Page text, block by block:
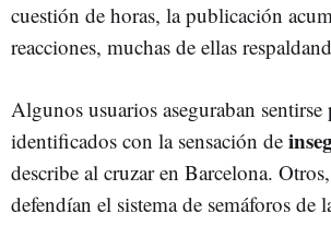
cuestión de horas, la publicación
reacciones, muchas de ellas
Algunos usuarios aseguraban sentirse
identificados con la sensación de
describe al cruzar en Barcelona.
defendían el sistema de semáforos de